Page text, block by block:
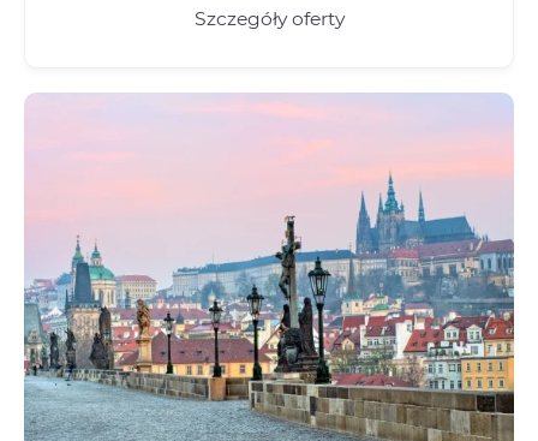
Szczegóły oferty